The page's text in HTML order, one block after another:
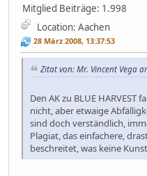
Mitglied Beiträge: 1.998
Location: Aachen
28 März 2008, 13:37:53
Zitat von: Mr. Vincent Vega
Den AK zu BLUE
nicht, aber etwaige
sind doch verständlich,
Plagiat, das einfachere,
beschreitet, was keine